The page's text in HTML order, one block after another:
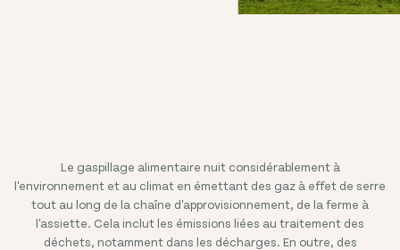
Le gaspillage alimentaire nuit considérablement à
l'environnement et au climat en émettant des gaz à effet de serre
tout au long de la chaîne d'approvisionnement, de la ferme à
l'assiette. Cela inclut les émissions liées au traitement des
déchets, notamment dans les décharges. En outre, des